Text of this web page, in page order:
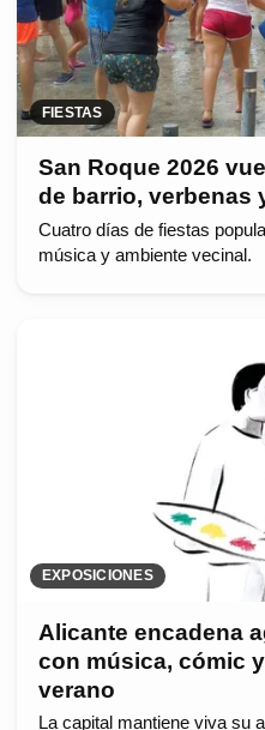
FIESTAS
San Roque 2026
de barrio, verbenas
Cuatro días de fiestas
música y ambiente vecinal.
EXPOSICIONES
Alicante encadena
con música, cómic
verano
La capital mantiene viva su